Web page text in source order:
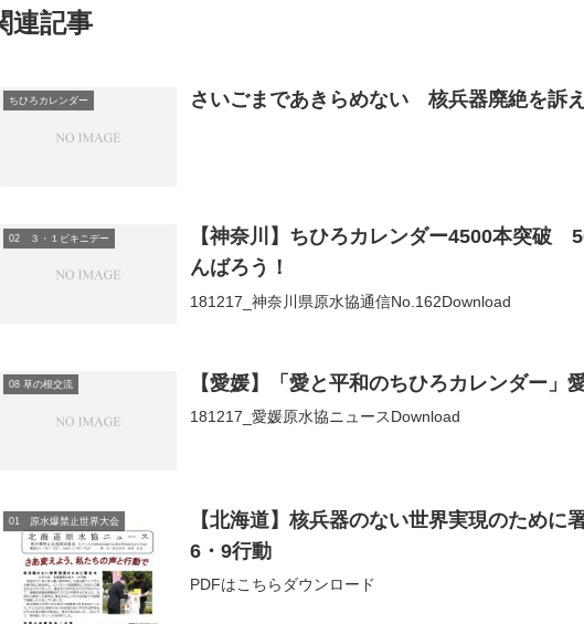
連記事
ちひろカレンダー さいごまであきらめない 核兵器廃絶を訴
02 ３・１ビキニデー
【神奈川】ちひろカレンダー4500本突破
んばろう！
181217_神奈川県原水協通信No.162Download
08 草の根交流 【愛媛】「愛と平和のちひろカレンダー」
181217_愛媛原水協ニュースDownload
01 原水爆禁止世界大会
【北海道】核兵器のない世界実現のため
6・9行動
PDFはこちらダウンロード